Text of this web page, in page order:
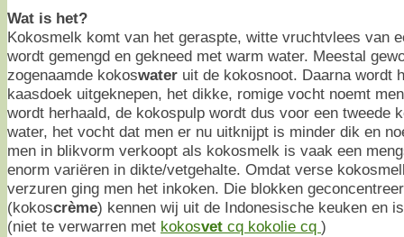
Wat is het?
Kokosmelk komt van het geraspte, witte vruchtvlees van
wordt gemengd en gekneed met warm water. Meestal
zogenaamde kokoswater uit de kokosnoot. Daarna wordt
kaasdoek uitgeknepen, het dikke, romige vocht noemt
wordt herhaald, de kokospulp wordt dus voor een tweede
water, het vocht dat men er nu uitknijpt is minder dik en
men in blikvorm verkoopt als kokosmelk is vaak een
enorm variëren in dikte/vetgehalte. Omdat verse
verzuren ging men het inkoken. Die blokken
(kokoscrème) kennen wij uit de Indonesische keuken en
(niet te verwarren met kokosvet cq kokolie cq )